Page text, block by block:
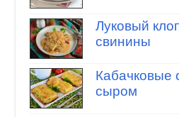
Луковый
свинины
Кабачковые
сыром